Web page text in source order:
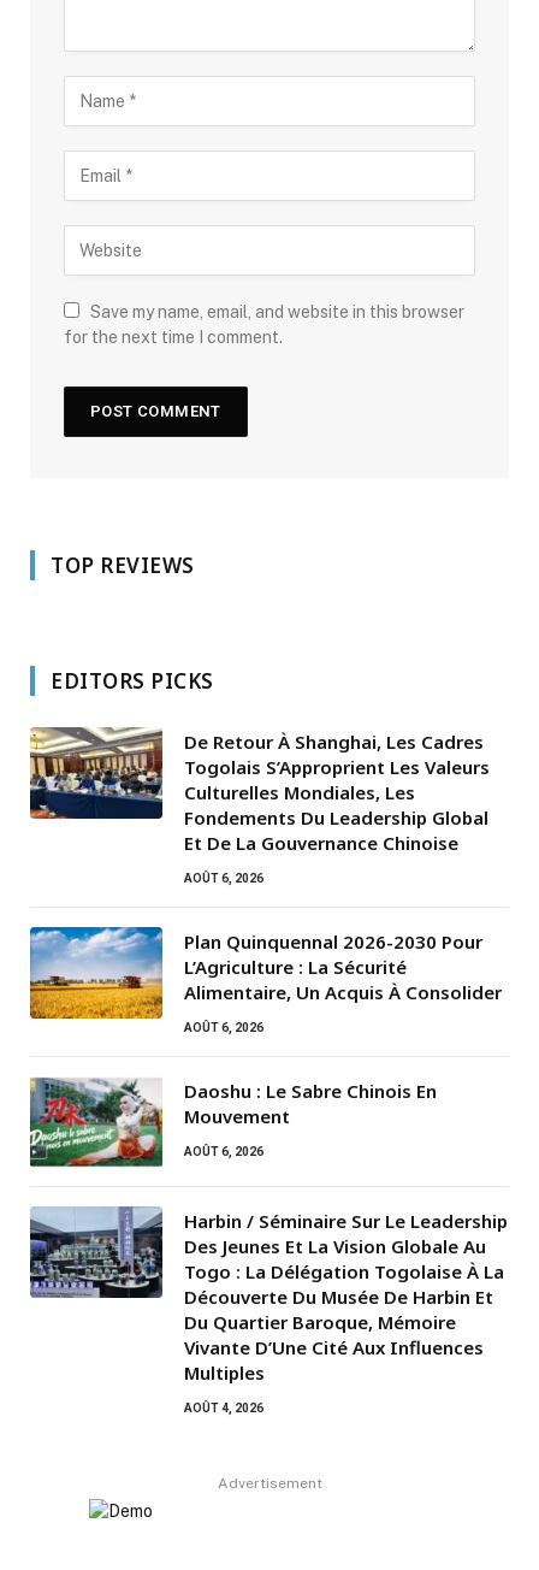
Save my name, email, and website in this browser
for the next time I comment.
TOP REVIEWS
EDITORS PICKS
De Retour À Shanghai, Les Cadres
Togolais S’Approprient Les Valeurs
Culturelles Mondiales, Les
Fondements Du Leadership Global
Et De La Gouvernance Chinoise
AOÛT 6, 2026
Plan Quinquennal 2026-2030 Pour
L’Agriculture : La Sécurité
Alimentaire, Un Acquis À Consolider
AOÛT 6, 2026
Daoshu : Le Sabre Chinois En
Mouvement
AOÛT 6, 2026
Harbin / Séminaire Sur Le Leadership
Des Jeunes Et La Vision Globale Au
Togo : La Délégation Togolaise À La
Découverte Du Musée De Harbin Et
Du Quartier Baroque, Mémoire
Vivante D’Une Cité Aux Influences
Multiples
AOÛT 4, 2026
Advertisement